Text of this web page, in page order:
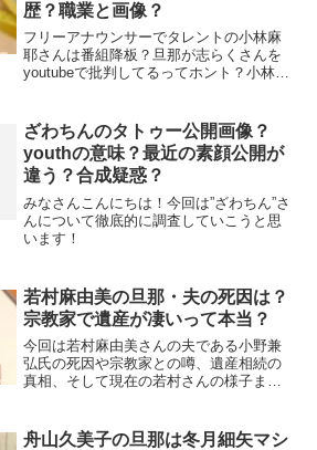
歴？職業と画像？
フリーアナウンサーでタレントの小林麻
耶さんは番組降板？旦那が志らくさんを
youtubeで批判してるってホント？小林麻
像はあるの？徹底調査してみました！
ざわちんのタトゥー公開画像？
youthの意味？最近の素顔公開が
違う？合成疑惑？
みなさんこんにちは！今回は”ざわちん”さ
んについて徹底的に調査していこうと思
います！
若村麻由美の旦那・夫の死因は？
宗教家で遺産が凄いって本当？
今回は若村麻由美さんの夫である小野兼
弘氏の死因や宗教家との噂、遺産相続の
真相、そして現在の若村さんの様子まで
舟山久美子の旦那は冬月細矢マシ